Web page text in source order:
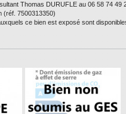
Thomas DURUFLE au 06 58 74 49
(réf. 7500313350)
ce bien est exposé sont